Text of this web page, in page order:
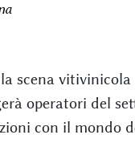
scena
operatori del
con il mondo